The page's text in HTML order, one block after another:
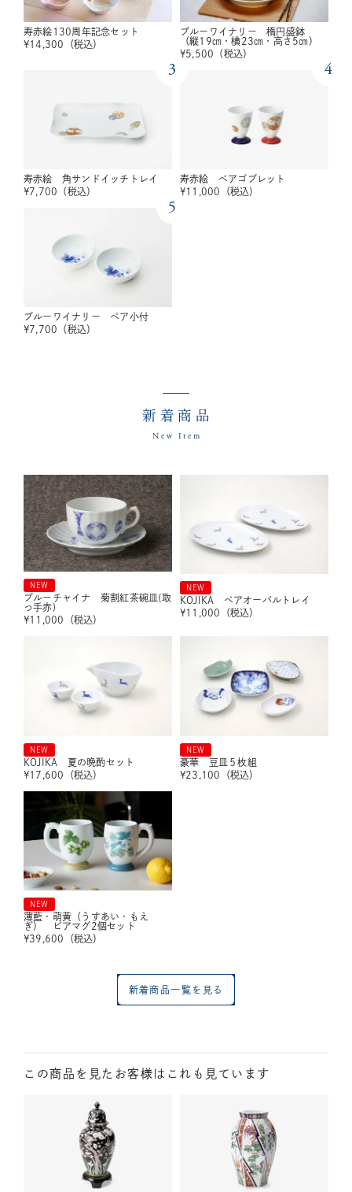
寿赤絵130周年記念セット
¥14,300 （税込）
ブルーワイナリー 楕円盛鉢
（縦19㎝・横23㎝・高さ5㎝）
¥5,500 （税込）
3
寿赤絵 角サンドイッチトレイ
¥7,700 （税込）
4
寿赤絵 ペアゴブレット
¥11,000 （税込）
5
ブルーワイナリー ペア小付
¥7,700 （税込）
新着商品
New Item
NEW
ブルーチャイナ 菊割紅茶碗皿(取
っ手赤)
¥11,000 （税込）
NEW
KOJIKA ペアオーバルトレイ
¥11,000 （税込）
NEW
KOJIKA 夏の晩酌セット
¥17,600 （税込）
NEW
豪華 豆皿５枚組
¥23,100 （税込）
NEW
薄藍・萌黄（うすあい・もえ
ぎ） ビアマグ2個セット
¥39,600 （税込）
新着商品一覧を見る
この商品を見たお客様はこれも見ています